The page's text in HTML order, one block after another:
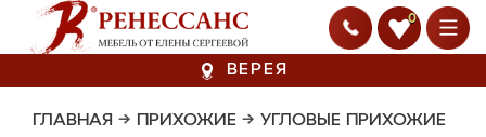
0
ВЕРЕЯ
ГЛАВНАЯ → ПРИХОЖИЕ → УГЛОВЫЕ ПРИХОЖИЕ